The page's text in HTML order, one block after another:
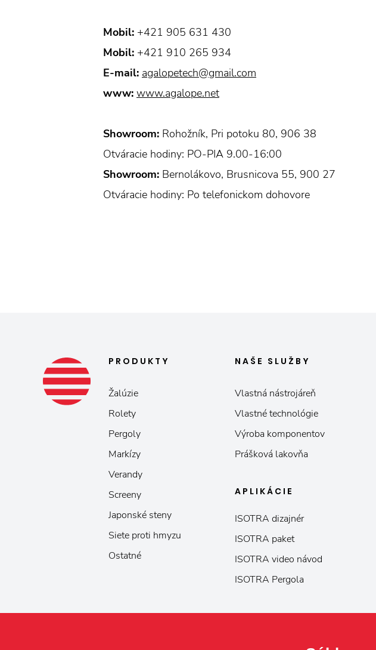
Mobil: +421 905 631 430
Mobil: +421 910 265 934
E-mail: agalopetech@gmail.com
www: www.agalope.net
Showroom: Rohožník, Pri potoku 80, 906 38
Otváracie hodiny: PO-PIA 9.00-16:00
Showroom: Bernolákovo, Brusnicova 55, 900 27
Otváracie hodiny: Po telefonickom dohovore
PRODUKTY
Žalúzie
Rolety
Pergoly
Markízy
Verandy
Screeny
Japonské steny
Siete proti hmyzu
Ostatné
NAŠE SLUŽBY
Vlastná nástrojáreň
Vlastné technológie
Výroba komponentov
Prášková lakovňa
APLIKÁCIE
ISOTRA dizajnér
ISOTRA paket
ISOTRA video návod
ISOTRA Pergola